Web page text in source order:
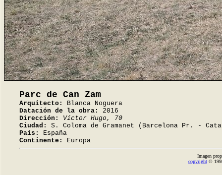
Parc de Can Zam
Arquitecto:
Blanca Noguera
Datación de la obra:
2016
Dirección:
Víctor Hugo, 70
Ciudad:
S. Coloma de Gramanet (Barcelona Pr. -
País:
España
Continente:
Europa
Imagen
copyright©